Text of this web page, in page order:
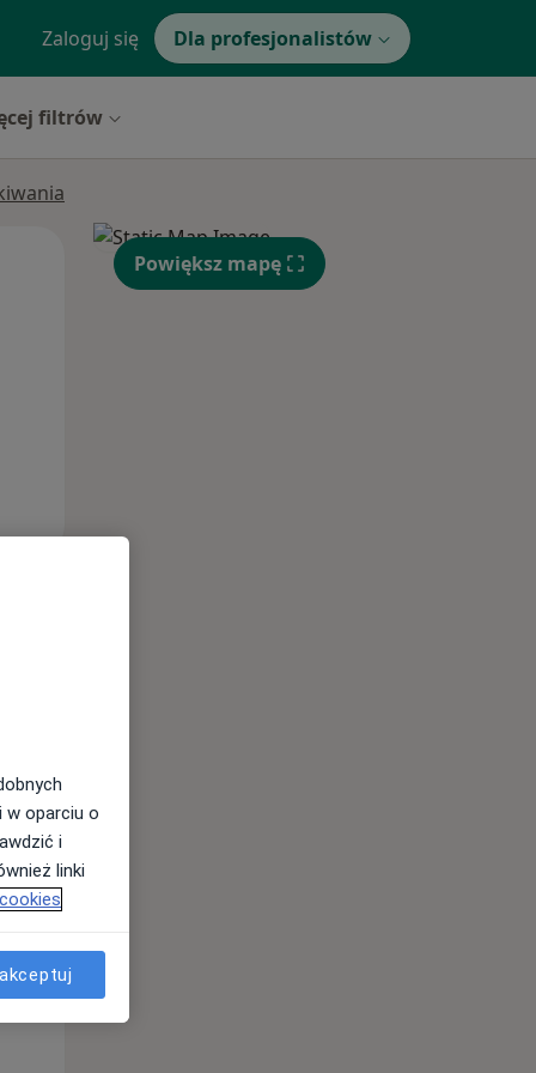
Zaloguj się Dla profesjonalistów
filtrów
Pt, Sob,
Czw,
Powiększ mapę
w oparciu o
i
linki